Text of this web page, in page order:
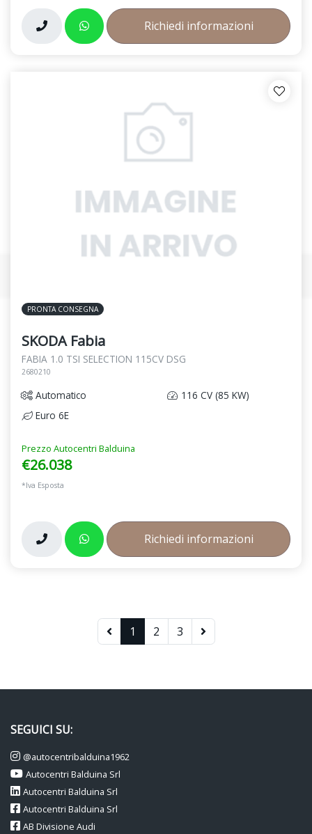
Richiedi informazioni
PRONTA CONSEGNA
SKODA Fabia
FABIA 1.0 TSI SELECTION 115CV DSG
2680210
Automatico
116 CV (85 KW)
Euro 6E
Prezzo Autocentri Balduina
€26.038
*Iva Esposta
Richiedi informazioni
1 2 3
SEGUICI SU:
@autocentribalduina1962
Autocentri Balduina Srl
Autocentri Balduina Srl
Autocentri Balduina Srl
AB Divisione Audi